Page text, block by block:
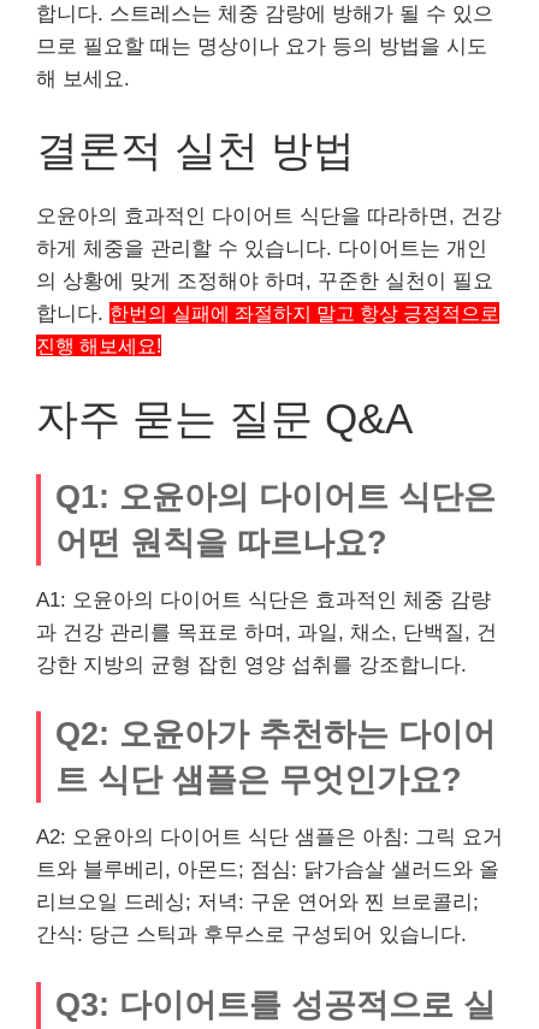
합니다. 스트레스는 체중 감량에 방해가 될 수 있으
므로 필요할 때는 명상이나 요가 등의 방법을 시도
해 보세요.
결론적 실천 방법
오윤아의 효과적인 다이어트 식단을 따라하면, 건강
하게 체중을 관리할 수 있습니다. 다이어트는 개인
의 상황에 맞게 조정해야 하며, 꾸준한 실천이 필요
합니다. 한번의 실패에 좌절하지 말고 항상 긍정적으로
진행 해보세요!
자주 묻는 질문 Q&A
Q1: 오윤아의 다이어트 식단은
어떤 원칙을 따르나요?
A1: 오윤아의 다이어트 식단은 효과적인 체중 감량
과 건강 관리를 목표로 하며, 과일, 채소, 단백질, 건
강한 지방의 균형 잡힌 영양 섭취를 강조합니다.
Q2: 오윤아가 추천하는 다이어
트 식단 샘플은 무엇인가요?
A2: 오윤아의 다이어트 식단 샘플은 아침: 그릭 요거
트와 블루베리, 아몬드; 점심: 닭가슴살 샐러드와 올
리브오일 드레싱; 저녁: 구운 연어와 찐 브로콜리;
간식: 당근 스틱과 후무스로 구성되어 있습니다.
Q3: 다이어트를 성공적으로 실